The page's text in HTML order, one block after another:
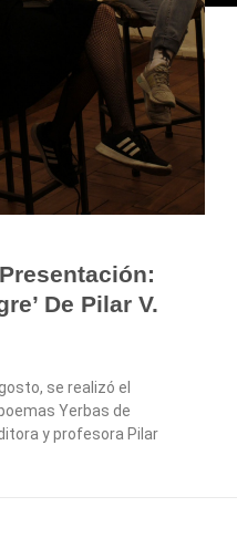
De Pilar V.
se realizó el
Yerbas de
y profesora Pilar